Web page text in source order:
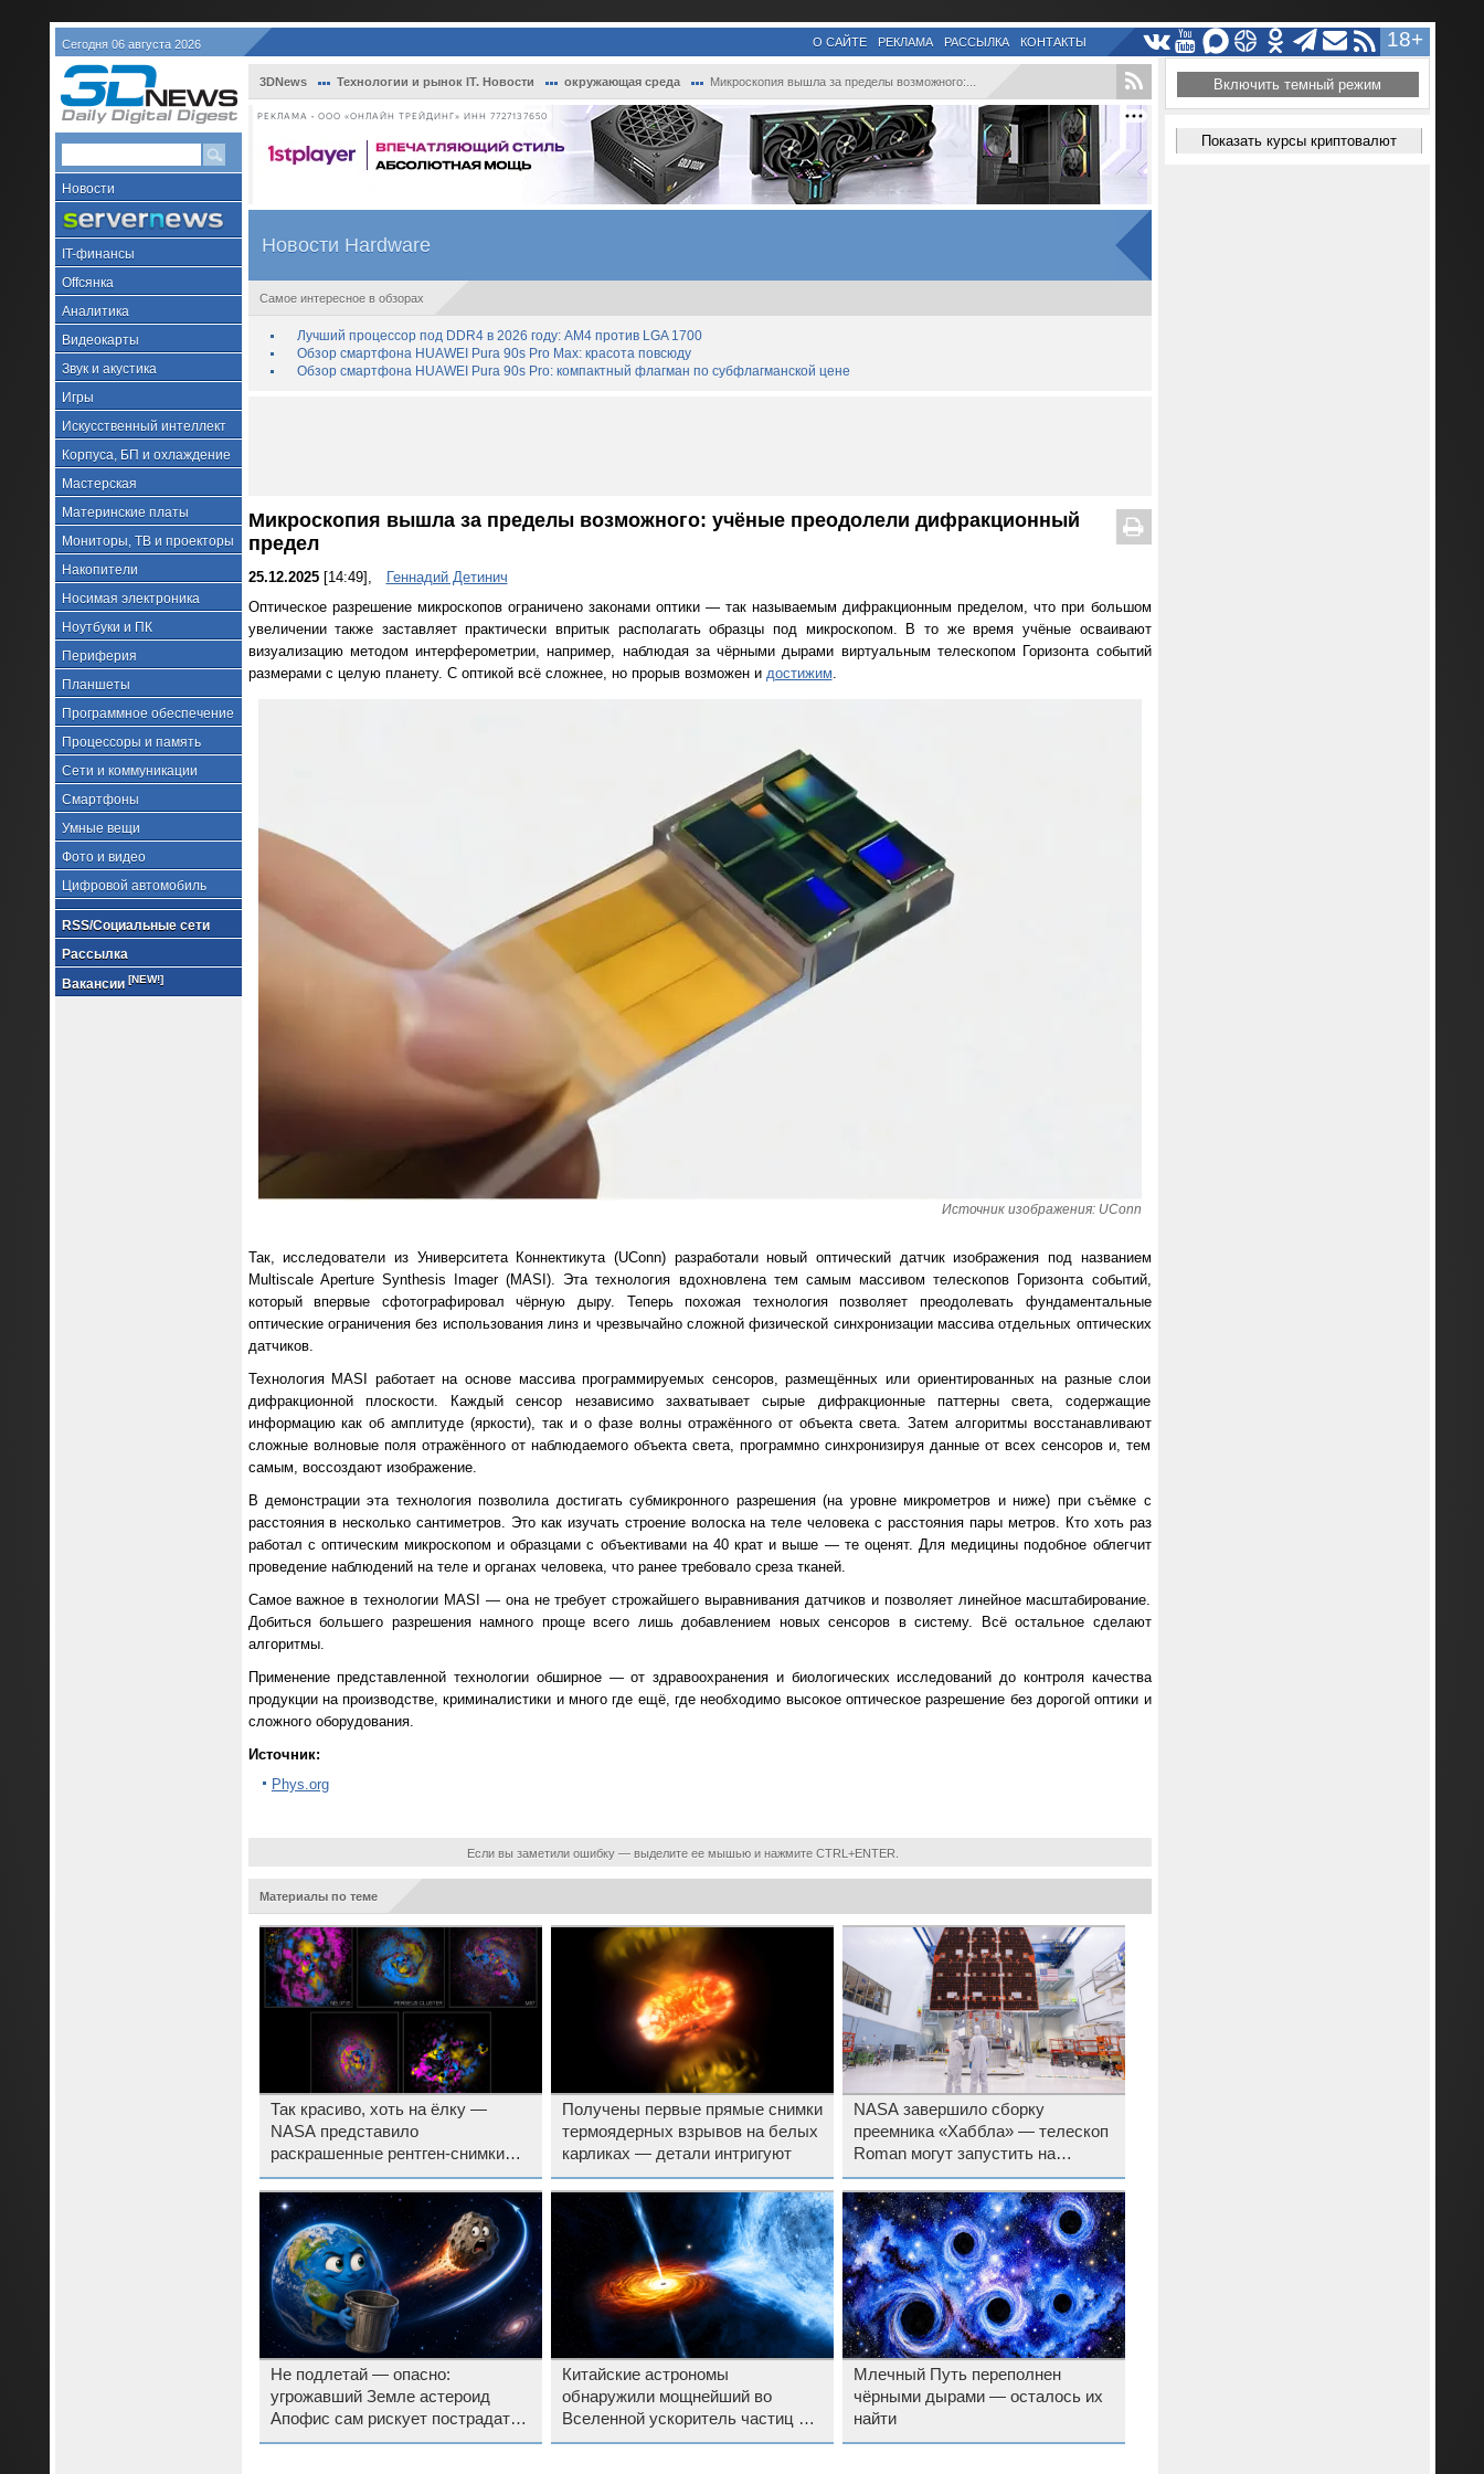
Сегодня 06 августа 2026 18+
О САЙТЕ РЕКЛАМА РАССЫЛКА КОНТАКТЫ
Новости
IT-финансы
Offсянка
Аналитика
Видеокарты
Звук и акустика
Игры
Искусственный интеллект
Корпуса, БП и охлаждение
Мастерская
Материнские платы
Мониторы, ТВ и проекторы
Накопители
Носимая электроника
Ноутбуки и ПК
Периферия
Планшеты
Программное обеспечение
Процессоры и память
Сети и коммуникации
Смартфоны
Умные вещи
Фото и видео
Цифровой автомобиль
RSS/Социальные сети
Рассылка
Вакансии [NEW!]
3DNews Технологии и рынок IT. Новости окружающая среда Микроскопия вышла за пределы возможного:...
РЕКЛАМА • ООО «ОНЛАЙН ТРЕЙДИНГ» ИНН 7727137650
Новости Hardware
Самое интересное в обзорах
Лучший процессор под DDR4 в 2026 году: AM4 против LGA 1700
Обзор смартфона HUAWEI Pura 90s Pro Max: красота повсюду
Обзор смартфона HUAWEI Pura 90s Pro: компактный флагман по субфлагманской цене
Микроскопия вышла за пределы возможного: учёные преодолели дифракционный
предел
25.12.2025[14:49],
Геннадий Детинич
Оптическое разрешение микроскопов ограничено законами оптики — так называемым дифракционным пределом, что при большом
увеличении также заставляет практически впритык располагать образцы под микроскопом. В то же время учёные осваивают
визуализацию методом интерферометрии, например, наблюдая за чёрными дырами виртуальным телескопом Горизонта событий
размерами с целую планету. С оптикой всё сложнее, но прорыв возможен и достижим.
Источник изображения: UConn
Так, исследователи из Университета Коннектикута (UConn) разработали новый оптический датчик изображения под названием
Multiscale Aperture Synthesis Imager (MASI). Эта технология вдохновлена тем самым массивом телескопов Горизонта событий,
который впервые сфотографировал чёрную дыру. Теперь похожая технология позволяет преодолевать фундаментальные
оптические ограничения без использования линз и чрезвычайно сложной физической синхронизации массива отдельных оптических
датчиков.
Технология MASI работает на основе массива программируемых сенсоров, размещённых или ориентированных на разные слои
дифракционной плоскости. Каждый сенсор независимо захватывает сырые дифракционные паттерны света, содержащие
информацию как об амплитуде (яркости), так и о фазе волны отражённого от объекта света. Затем алгоритмы восстанавливают
сложные волновые поля отражённого от наблюдаемого объекта света, программно синхронизируя данные от всех сенсоров и, тем
самым, воссоздают изображение.
В демонстрации эта технология позволила достигать субмикронного разрешения (на уровне микрометров и ниже) при съёмке с
расстояния в несколько сантиметров. Это как изучать строение волоска на теле человека с расстояния пары метров. Кто хоть раз
работал с оптическим микроскопом и образцами с объективами на 40 крат и выше — те оценят. Для медицины подобное облегчит
проведение наблюдений на теле и органах человека, что ранее требовало среза тканей.
Самое важное в технологии MASI — она не требует строжайшего выравнивания датчиков и позволяет линейное масштабирование.
Добиться большего разрешения намного проще всего лишь добавлением новых сенсоров в систему. Всё остальное сделают
алгоритмы.
Применение представленной технологии обширное — от здравоохранения и биологических исследований до контроля качества
продукции на производстве, криминалистики и много где ещё, где необходимо высокое оптическое разрешение без дорогой оптики и
сложного оборудования.
Источник:
Phys.org
Если вы заметили ошибку — выделите ее мышью и нажмите CTRL+ENTER.
Материалы по теме
Так красиво, хоть на ёлку —
NASA представило
раскрашенные рентген-снимки
скоплений галактик
Получены первые прямые снимки
термоядерных взрывов на белых
карликах — детали интригуют
NASA завершило сборку
преемника «Хаббла» — телескоп
Roman могут запустить на
полгода раньше
Не подлетай — опасно:
угрожавший Земле астероид
Апофис сам рискует пострадать
от космического мусора
Китайские астрономы
обнаружили мощнейший во
Вселенной ускоритель частиц —
он в 4400 раз превосходит БАК
Млечный Путь переполнен
чёрными дырами — осталось их
найти
Включить темный режим
Показать курсы криптовалют